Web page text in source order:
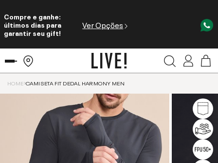
Compre e ganhe:
últimos dias para
garantir seu gift!
Ver Opções
HOME CAMISETA FIT DEDAL HARMONY MEN